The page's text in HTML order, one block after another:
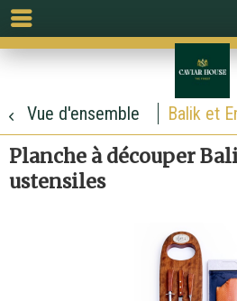
Vue d'ensemble Balik et
Planche à découper
ustensiles